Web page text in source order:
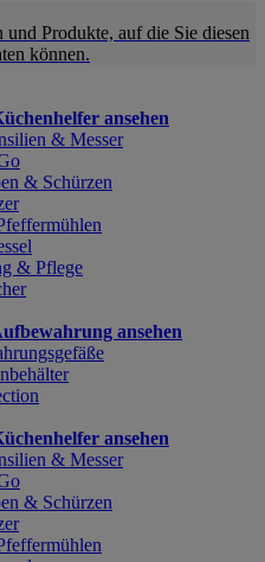
und Produkte, auf die Sie diesen
können.
ansehen
& Messer
& Schürzen
& Pflege
ansehen
ansehen
& Messer
& Schürzen